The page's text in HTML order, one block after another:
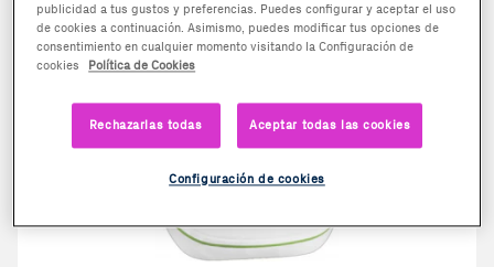
publicidad a tus gustos y preferencias. Puedes configurar y aceptar el uso
de cookies a continuación. Asimismo, puedes modificar tus opciones de
consentimiento en cualquier momento visitando la Configuración de
cookies
Política de Cookies
Rechazarlas todas Aceptar todas las cookies
Configuración de cookies